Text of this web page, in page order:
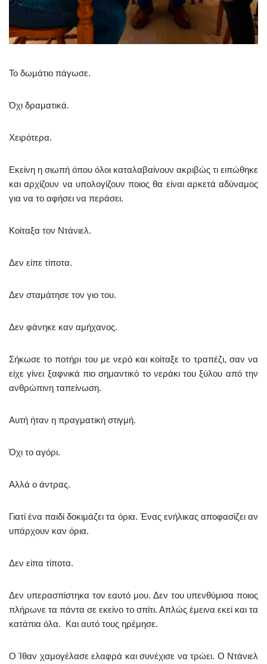
Το δωμάτιο πάγωσε.
Όχι δραματικά.
Χειρότερα.
Εκείνη η σιωπή όπου όλοι καταλαβαίνουν ακριβώς τι ειπώθηκε
και αρχίζουν να υπολογίζουν ποιος θα είναι αρκετά αδύναμος
για να το αφήσει να περάσει.
Κοίταξα τον Ντάνιελ.
Δεν είπε τίποτα.
Δεν σταμάτησε τον γιο του.
Δεν φάνηκε καν αμήχανος.
Σήκωσε το ποτήρι του με νερό και κοίταξε το τραπέζι, σαν να
είχε γίνει ξαφνικά πιο σημαντικό το νεράκι του ξύλου από την
ανθρώπινη ταπείνωση.
Αυτή ήταν η πραγματική στιγμή.
Όχι το αγόρι.
Αλλά ο άντρας.
Γιατί ένα παιδί δοκιμάζει τα όρια. Ένας ενήλικας αποφασίζει αν
υπάρχουν καν όρια.
Δεν είπα τίποτα.
Δεν υπερασπίστηκα τον εαυτό μου. Δεν του υπενθύμισα ποιος
πλήρωνε τα πάντα σε εκείνο το σπίτι. Απλώς έμεινα εκεί και τα
κατάπια όλα. Και αυτό τους ηρέμησε.
Ο Ίθαν χαμογέλασε ελαφρά και συνέχισε να τρώει. Ο Ντάνιελ